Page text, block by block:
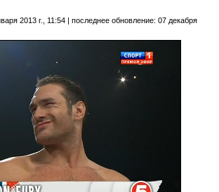
2013 г., 11:54 | последнее обновление: 07 декабря